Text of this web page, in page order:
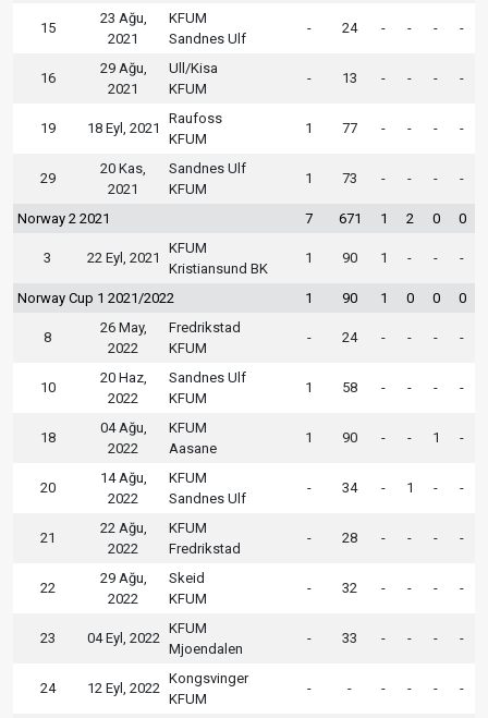
15
23 Ağu,
2021
KFUM
Sandnes Ulf
- 24 - - - -
16
29 Ağu,
2021
Ull/Kisa
KFUM
- 13 - - - -
19 18 Eyl, 2021
Raufoss
KFUM
1 77 - - - -
29
20 Kas,
2021
Sandnes Ulf
KFUM
1 73 - - - -
Norway 2 2021 7 671 1 2 0 0
3 22 Eyl, 2021
KFUM
Kristiansund BK
1 90 1 - - -
Norway Cup 1 2021/2022 1 90 1 0 0 0
8
26 May,
2022
Fredrikstad
KFUM
- 24 - - - -
10
20 Haz,
2022
Sandnes Ulf
KFUM
1 58 - - - -
18
04 Ağu,
2022
KFUM
Aasane
1 90 - - 1 -
20
14 Ağu,
2022
KFUM
Sandnes Ulf
- 34 - 1 - -
21
22 Ağu,
2022
KFUM
Fredrikstad
- 28 - - - -
22
29 Ağu,
2022
Skeid
KFUM
- 32 - - - -
23 04 Eyl, 2022
KFUM
Mjoendalen
- 33 - - - -
24 12 Eyl, 2022
Kongsvinger
KFUM
- - - - - -